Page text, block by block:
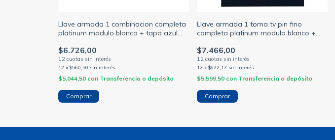
Llave armada 1 combinacion completa
platinum modulo blanco + tapa azul
$6.726,00
12 x $560,50 sin interés
$5.044,50 con Transferencia o depósito
Llave armada 1 toma tv pin fino
completa platinum modulo blanco +
$7.466,00
12 x $622,17 sin interés
$5.599,50 con Transferencia o depósito